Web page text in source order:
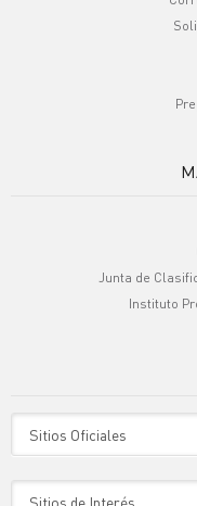
Junta de
Instituto